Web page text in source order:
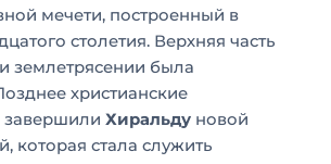
мечети, построенный в
столетия. Верхняя часть
землетрясении была
христианские
завершили Хиральду новой
которая стала служить